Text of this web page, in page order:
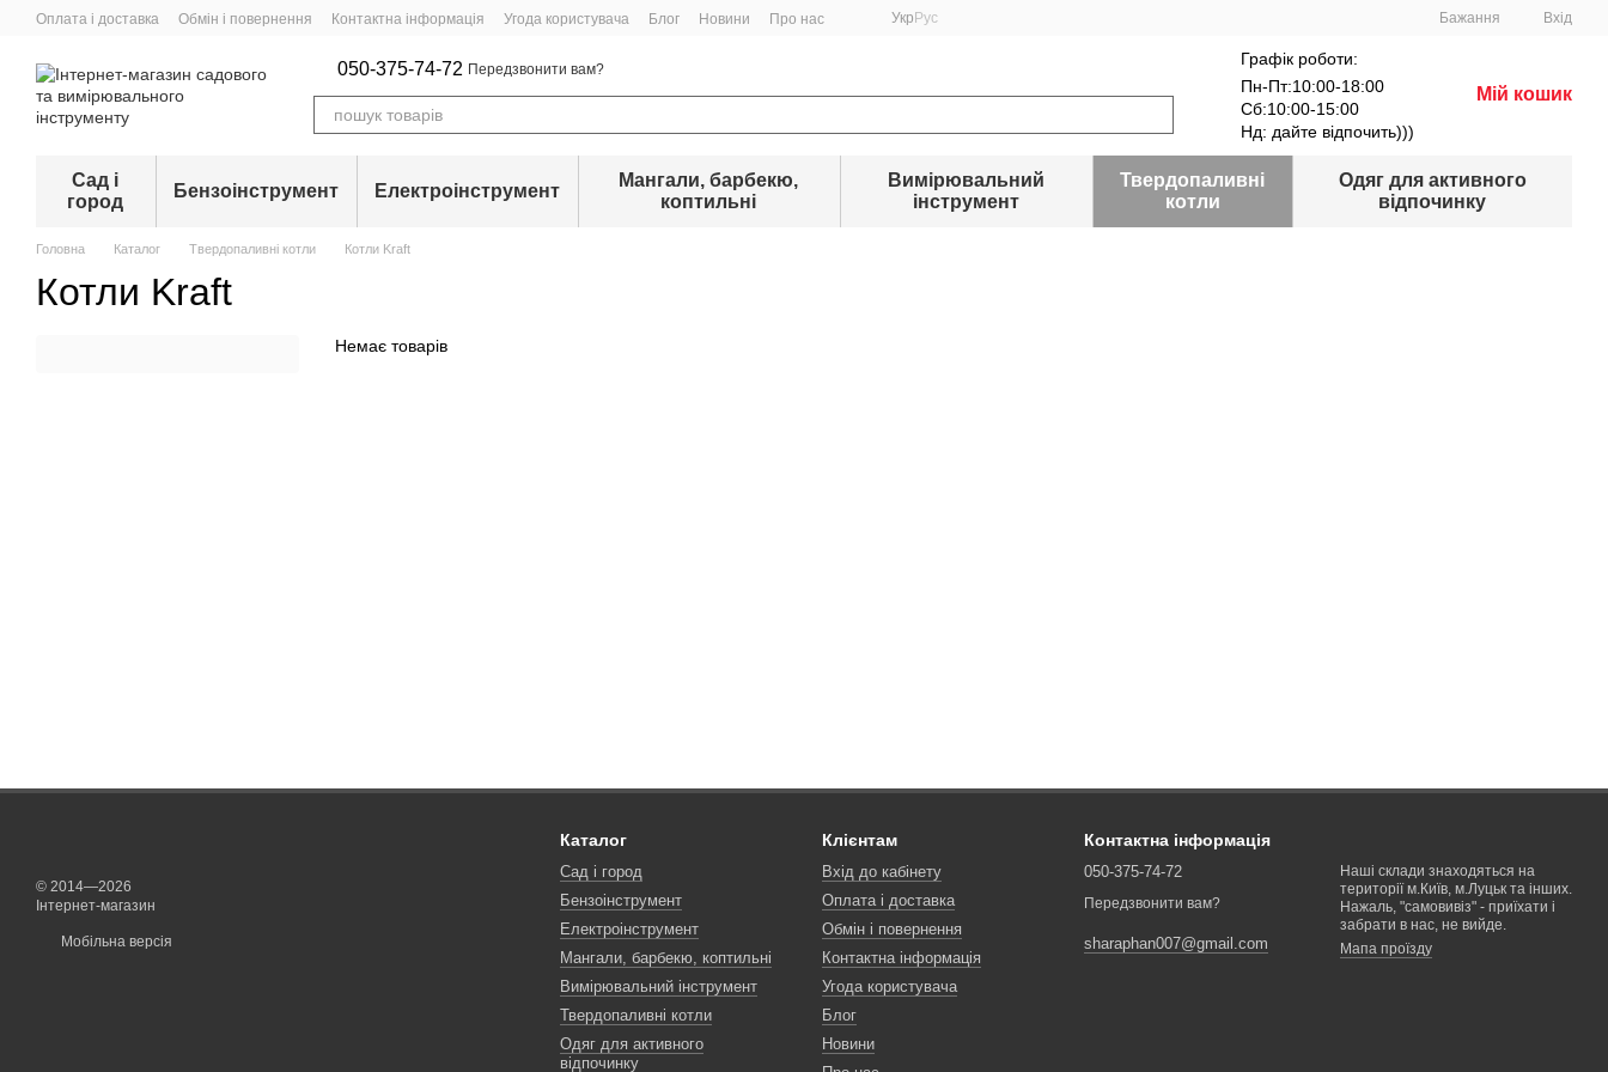
Перейти до основного контенту
Оплата і доставка Обмін і повернення Контактна інформація Угода користувача Блог Новини Про нас Укр Рус Бажання Вхід
050-375-74-72 Передзвонити вам?
Графік роботи:
Пн-Пт:10:00-18:00
Сб:10:00-15:00
Нд: дайте відпочить)))
Мій кошик
Сад і
город
Бензоінструмент Електроінструмент
Мангали, барбекю,
коптильні
Вимірювальний
інструмент
Твердопаливні
котли
Одяг для активного
відпочинку
Головна Каталог Твердопаливні котли Котли Kraft
Котли Kraft
Немає товарів
© 2014—2026
Інтернет-магазин
Мобільна версія
Каталог
Сад і город
Бензоінструмент
Електроінструмент
Мангали, барбекю, коптильні
Вимірювальний інструмент
Твердопаливні котли
Одяг для активного
відпочинку
Клієнтам
Вхід до кабінету
Оплата і доставка
Обмін і повернення
Контактна інформація
Угода користувача
Блог
Новини
Контактна інформація
050-375-74-72
Передзвонити вам?
sharaphan007@gmail.com
Наші склади знаходяться на
території м.Київ, м.Луцьк та інших.
Нажаль, "самовивіз" - приїхати і
забрати в нас, не вийде.
Мапа проїзду